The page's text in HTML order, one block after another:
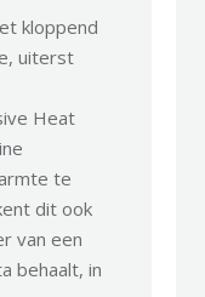
kloppend
uiterst
Heat
te
dit ook
van een
behaalt, in